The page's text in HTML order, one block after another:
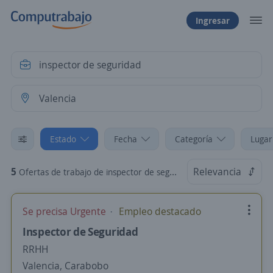
Ingresar
Estado Fecha Categoría
5 Ofertas de trabajo de inspector de seguridad en Valencia, Carabobo Relevancia
Se precisa Urgente Empleo destacado
Inspector de Seguridad
RRHH
Valencia, Carabobo